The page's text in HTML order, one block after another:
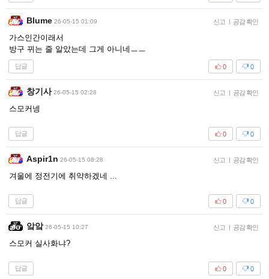
Blume 26-05-15 01:09 신고 | 공감 확인
가스인간이래서
방구 뀌는 줄 알았는데 그게 아니네ㅡㅡ
답글 0
0
창기사 26-05-15 02:28 신고 | 공감 확인
스모커넹
답글 0
0
Aspir1n 26-05-15 08:28 신고 | 공감 확인
겨울에 정전기에 취약하겠네 ...
답글 0
0
앜앜 26-05-15 10:27 신고 | 공감 확인
스모커 실사화냐?
답글 0
0